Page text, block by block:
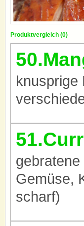
Produktvergleich (0)
knusprige
Gemüse,
scharf)